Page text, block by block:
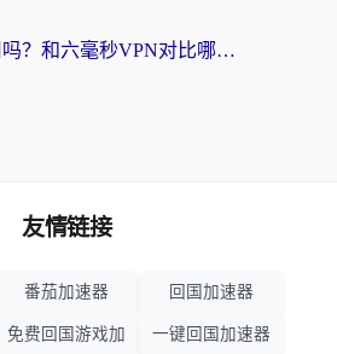
斧牛VPN好用吗？和六毫秒VPN对比哪个回国效果更好？海外党亲测实用指南
友情链接
番茄加速器 回国加速器
免费回国游戏加
一键回国加速器